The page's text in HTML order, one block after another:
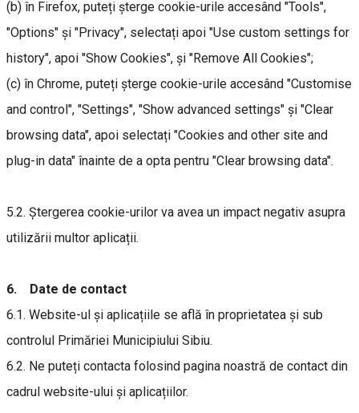
(b) în Firefox, puteți șterge cookie-urile accesând "Tools",
"Options" și "Privacy", selectați apoi "Use custom settings for
history", apoi "Show Cookies", și "Remove All Cookies";
(c) în Chrome, puteți șterge cookie-urile accesând "Customise
and control", "Settings", "Show advanced settings" și "Clear
browsing data", apoi selectați "Cookies and other site and
plug-in data" înainte de a opta pentru "Clear browsing data".
5.2. Ștergerea cookie-urilor va avea un impact negativ asupra
utilizării multor aplicații.
6. Date de contact
6.1. Website-ul și aplicațiile se află în proprietatea și sub
controlul Primăriei Municipiului Sibiu.
6.2. Ne puteți contacta folosind pagina noastră de contact din
cadrul website-ului și aplicațiilor.